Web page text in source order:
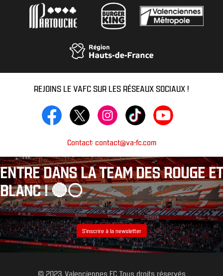
REJOINS LE VAFC SUR LES RÉSEAUX SOCIAUX !
Contact: contact@va-fc.com
ENTRE DANS LA TEAM DES ROUGE ET
BLANC ! 🔴⚪️
S’inscrire à la newsletter
© 2023, Valenciennes FC Tous droits réservés